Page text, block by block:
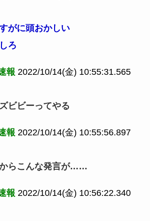
がに頭おかしい
ろ
報 2022/10/14(金) 10:55:31.565
ビビーってやる
報 2022/10/14(金) 10:55:56.897
らこんな発言が……
報 2022/10/14(金) 10:56:22.340